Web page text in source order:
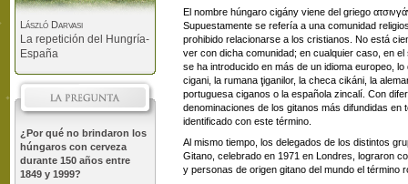
László Darvasi
La repetición del Hungría-
España
¿Por qué no brindaron los
húngaros con cerveza
durante 150 años entre
1849 y 1999?
El nombre húngaro cigány viene del griego
Supuestamente se refería a una comunidad
prohibido relacionarse a los cristianos. No está
ver con dicha comunidad; en cualquier caso, en
se ha introducido en más de un idioma europeo,
cigani, la rumana ţiganilor, la checa cikáni, la
portuguesa ciganos o la española zincalí. Con
denominaciones de los gitanos más difundidas
identificado con este término.
Al mismo tiempo, los delegados de los distintos
Gitano, celebrado en 1971 en Londres, lograron
y personas de origen gitano del mundo el término